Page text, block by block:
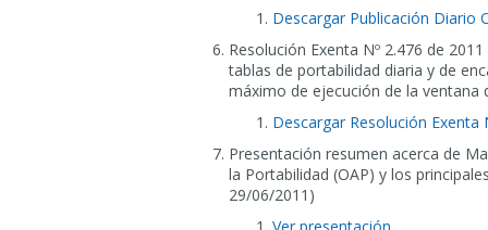
Descargar Publicación Diario
Resolución Exenta Nº 2.476 de
tablas de portabilidad diaria y de
máximo de ejecución de la ventana
Descargar Resolución Exenta
Presentación resumen acerca de
la Portabilidad (OAP) y los
29/06/2011)